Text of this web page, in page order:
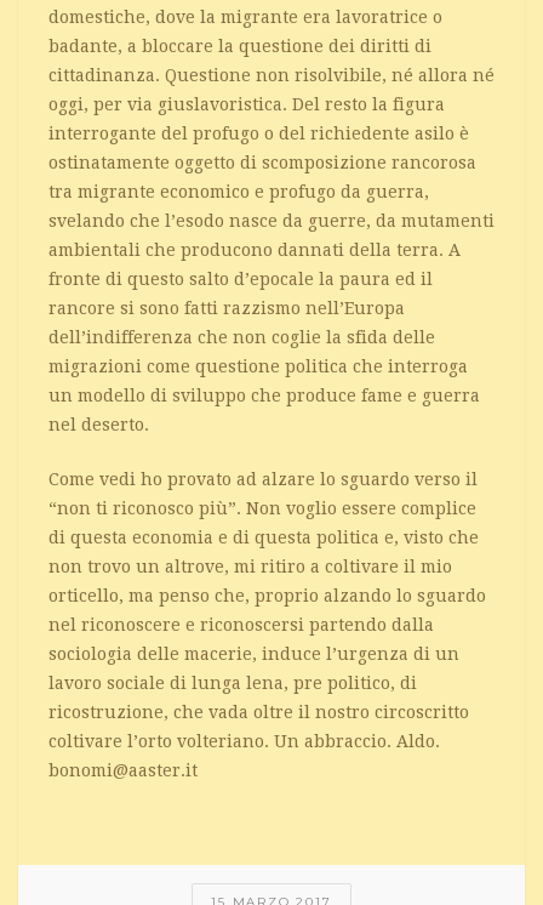
domestiche, dove la migrante era lavoratrice o
badante, a bloccare la questione dei diritti di
cittadinanza. Questione non risolvibile, né allora né
oggi, per via giuslavoristica. Del resto la figura
interrogante del profugo o del richiedente asilo è
ostinatamente oggetto di scomposizione rancorosa
tra migrante economico e profugo da guerra,
svelando che l’esodo nasce da guerre, da mutamenti
ambientali che producono dannati della terra. A
fronte di questo salto d’epocale la paura ed il
rancore si sono fatti razzismo nell’Europa
dell’indifferenza che non coglie la sfida delle
migrazioni come questione politica che interroga
un modello di sviluppo che produce fame e guerra
nel deserto.
Come vedi ho provato ad alzare lo sguardo verso il
“non ti riconosco più”. Non voglio essere complice
di questa economia e di questa politica e, visto che
non trovo un altrove, mi ritiro a coltivare il mio
orticello, ma penso che, proprio alzando lo sguardo
nel riconoscere e riconoscersi partendo dalla
sociologia delle macerie, induce l’urgenza di un
lavoro sociale di lunga lena, pre politico, di
ricostruzione, che vada oltre il nostro circoscritto
coltivare l’orto volteriano. Un abbraccio. Aldo.
bonomi@aaster.it